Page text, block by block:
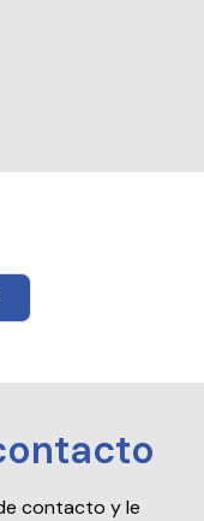
contacto y le